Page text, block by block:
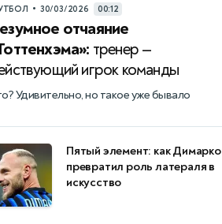
• 30/03/2026 00:12
отчаяние
тренер —
игрок команды
Удивительно, но такое уже бывало
Пятый элемент: как Димарко
превратил роль латераля в
искусство